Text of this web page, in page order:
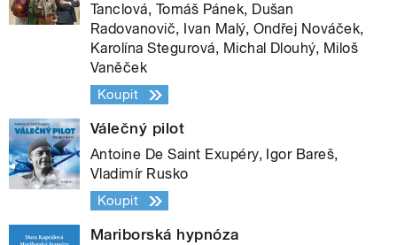
Tanclová, Tomáš Pánek, Dušan
Radovanovič, Ivan Malý, Ondřej Nováček,
Karolína Stegurová, Michal Dlouhý, Miloš
Vaněček
Koupit
Válečný pilot
Antoine De Saint Exupéry, Igor Bareš,
Vladimír Rusko
Koupit
Mariborská hypnóza